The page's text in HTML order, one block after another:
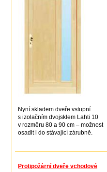
Nyní skladem dveře vstupní
s izolačním dvojsklem Lahti 10
v rozměru 80 a 90 cm – možnost
osadit i do stávající zárubně.
Protipožární dveře vchodové